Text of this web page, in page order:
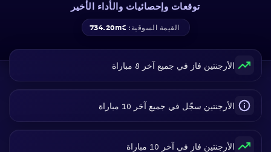
توقعات وإحصائيات والأداء الأخير
القيمة السوقية: €734.20m
الأرجنتين فاز في جميع آخر 8 مباراة
الأرجنتين سجّل في جميع آخر 10 مباراة
الأرجنتين فاز في آخر 10 مباراة